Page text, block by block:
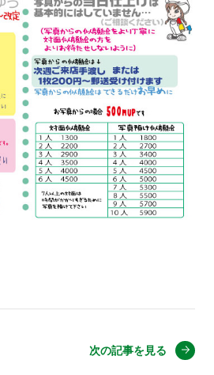
次の記事を見る